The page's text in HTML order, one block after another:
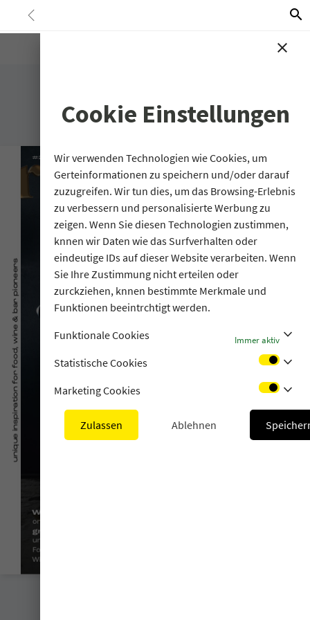
G-17BXBT4KC1 G-L2PLPYXCQK G-8M00NNLEDQ G-
712TJH8MS6
<
search
close
Cookie Einstellungen
Wir verwenden Technologien wie Cookies, um
Gerteinformationen zu speichern und/oder darauf
zuzugreifen. Wir tun dies, um das Browsing-Erlebnis
zu verbessern und personalisierte Werbung zu
zeigen. Wenn Sie diesen Technologien zustimmen,
knnen wir Daten wie das Surfverhalten oder
eindeutige IDs auf dieser Website verarbeiten. Wenn
Sie Ihre Zustimmung nicht erteilen oder
zurckziehen, knnen bestimmte Merkmale und
Funktionen beeintrchtigt werden.
Funktionale Cookies
Immer aktiv stat_minus_1
Statistische Cookies stat_minus_1
Marketing Cookies stat_minus_1
Zulassen Ablehnen